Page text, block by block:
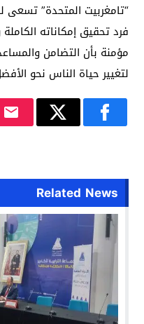
“تامغربيت المتحدة”
فرد تحقيق إمكاناته
مؤمنة بأن التضامن
لتغيير حياة الناس نحو
Related News